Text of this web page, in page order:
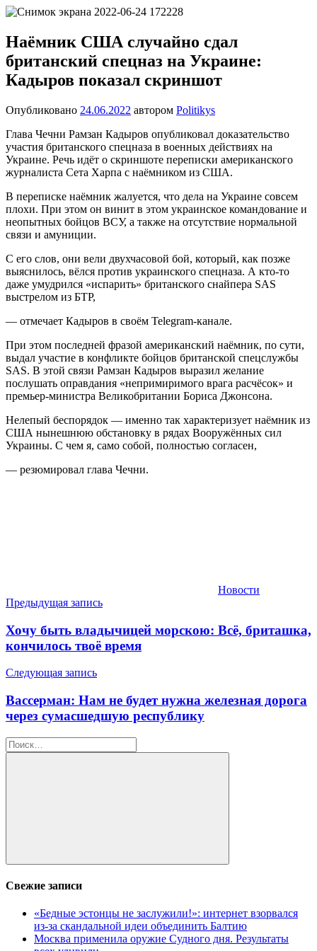
Перейти
содержимому
один
сайт
на
WordPress
Наёмник США случайно сдал
британский спецназ на Украине:
Кадыров показал скриншот
Опубликовано 24.06.2022 автором Politikys
Глава Чечни Рамзан Кадыров опубликовал доказательство
участия британского спецназа в военных действиях на
Украине. Речь идёт о скриншоте переписки американского
журналиста Сета Харпа с наёмником из США.
В переписке наёмник жалуется, что дела на Украине совсем
плохи. При этом он винит в этом украинское командование и
неопытных бойцов ВСУ, а также на отсутствие нормальной
связи и амуниции.
С его слов, они вели двухчасовой бой, который, как позже
выяснилось, вёлся против украинского спецназа. А кто-то
даже умудрился «испарить» британского снайпера SAS
выстрелом из БТР,
— отмечает Кадыров в своём Telegram-канале.
При этом последней фразой американский наёмник, по сути,
выдал участие в конфликте бойцов британской спецслужбы
SAS. В этой связи Рамзан Кадыров выразил желание
послушать оправдания «непримиримого врага расчёсок» и
премьер-министра Великобритании Бориса Джонсона.
Нелепый беспорядок — именно так характеризует наёмник из
США нынешнюю обстановку в рядах Вооружённых сил
Украины. С чем я, само собой, полностью согласен,
— резюмировал глава Чечни.
Новости
Навигация
по
записям
Предыдущая запись
Хочу быть владычицей морскою: Всё, бриташка,
кончилось твоё время
Следующая запись
Вассерман: Нам не будет нужна железная дорога
через сумасшедшую республику
Найти:
Поиск
Свежие записи
«Бедные эстонцы не заслужили!»: интернет взорвался
из-за скандальной идеи объединить Балтию
Москва применила оружие Судного дня. Результаты